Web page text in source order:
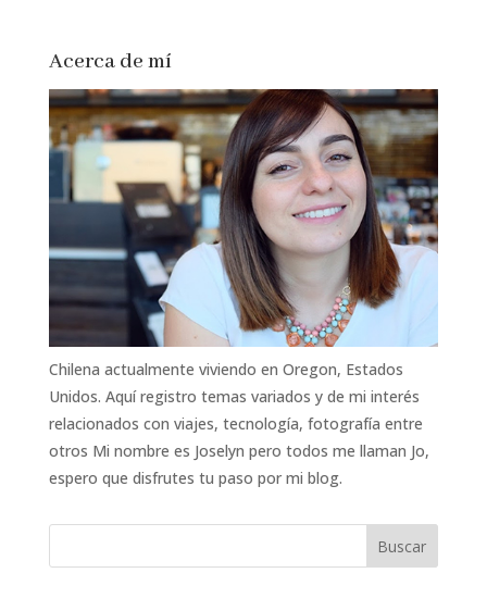
Acerca de mí
Chilena actualmente viviendo en Oregon, Estados
Unidos. Aquí registro temas variados y de mi interés
relacionados con viajes, tecnología, fotografía entre
otros Mi nombre es Joselyn pero todos me llaman Jo,
espero que disfrutes tu paso por mi blog.